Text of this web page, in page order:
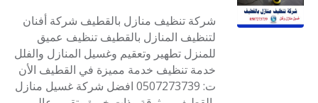
شركة تنظيف منازل بالقطيف شركة أفنان
لتنظيف المنازل بالقطيف تنظيف عميق
للمنزل تطهير وتعقيم وغسيل المنازل والفلل
خدمة تنظيف خدمة مميزة في القطيف الأن
ت: 0507273739 افضل شركة غسيل منازل